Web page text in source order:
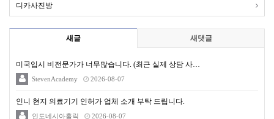
디카사진방
새글 새댓글
미국입시 비전문가가 너무많습니다. (최근 실제 상담 사…
StevenAcademy 2026-08-07
인니 현지 의료기기 인허가 업체 소개 부탁 드립니다.
인도네시아홀릭 2026-08-07